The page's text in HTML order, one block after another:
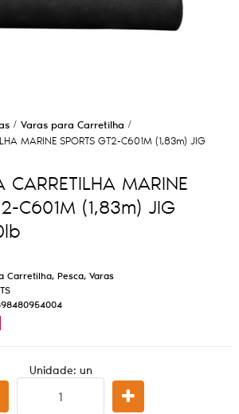
Varas para Carretilha
MARINE SPORTS GT2-C601M (1,83m) JIG
CARRETILHA MARINE
C601M (1,83m) JIG
Carretilha, Pesca, Varas
Unidade: un